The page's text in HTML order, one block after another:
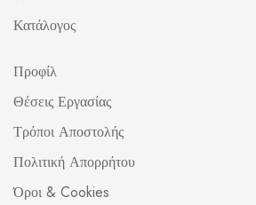
Κατάλογος
Προφίλ
Θέσεις Εργασίας
Τρόποι Αποστολής
Πολιτική Απορρήτου
Όροι & Cookies